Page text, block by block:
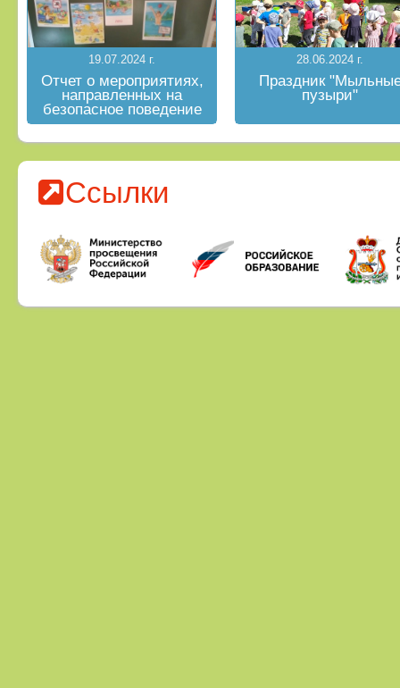
19.07.2024 г.
Отчет о мероприятиях,
направленных на
безопасное поведение
на водных объектах в
летний период
28.06.2024 г.
Праздник
пузыри"
Ссылки